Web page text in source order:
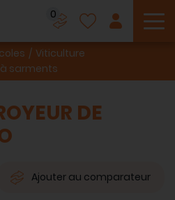
0
Viticulture
sarments
DE
Ajouter au comparateur